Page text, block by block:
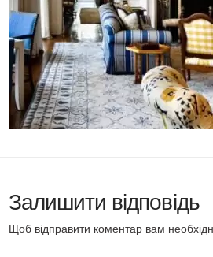
Залишити відповідь
Щоб відправити коментар вам